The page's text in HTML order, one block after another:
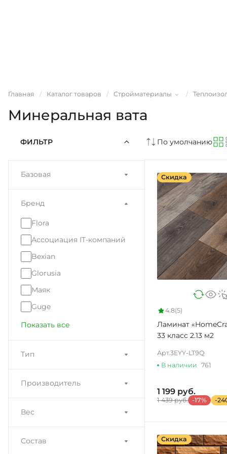
Главная / Каталог товаров / Стройматериалы /
Минеральная вата
ФИЛЬТР
Базовая
Бренд
Flora
Ассоциация IT-компаний
Bexian
Glorusia
Маяк
Guge
Показать все
Тип
Производитель
Вес
Состав
По умолчанию
Скидка
4.8(5)
Ламинат
33 класс 2.13 м2
Арт.3EYY-LT9Q
В наличии 761
1 199 руб.
1 439 руб. -17% -
Скидка